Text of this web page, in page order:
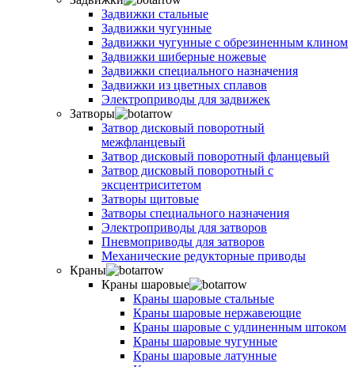
Задвижки стальные
Задвижки чугунные
Задвижки чугунные с обрезиненным клином
Задвижки шиберные ножевые
Задвижки специального назначения
Задвижки из цветных сплавов
Электроприводы для задвижек
Затворы
Затвор дисковый поворотный
межфланцевый
Затвор дисковый поворотный фланцевый
Затвор дисковый поворотный с
эксцентриситетом
Затворы щитовые
Затворы специального назначения
Электроприводы для затворов
Пневмоприводы для затворов
Механические редукторные приводы
Краны
Краны шаровые
Краны шаровые стальные
Краны шаровые нержавеющие
Краны шаровые с удлиненным штоком
Краны шаровые чугунные
Краны шаровые латунные